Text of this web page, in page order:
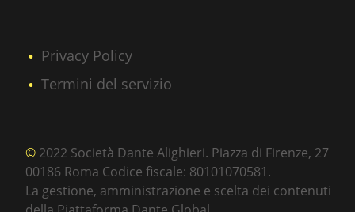
Privacy Policy
Termini del servizio
© 2022 Società Dante Alighieri. Piazza di Firenze, 27
00186 Roma Codice fiscale: 80101070581.
La gestione, amministrazione e scelta dei contenuti